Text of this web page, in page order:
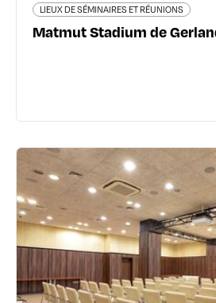
LIEUX DE SÉMINAIRES ET RÉUNIONS
Matmut Stadium de
LIEUX DE
16 quai Jean Moulin
Claude Bernard, Lyon